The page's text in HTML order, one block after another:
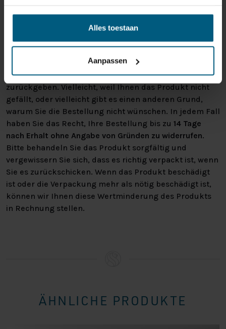
Alles toestaan
Aanpassen
Rückgabebestimmungen und können von
uns nicht zurückgenommen werden.
Manchmal möchten Sie vielleicht eine Bestellung
zurückgeben. Vielleicht, weil Ihnen das Produkt nicht
gefällt, oder vielleicht gibt es einen anderen Grund,
warum Sie die Bestellung nicht wünschen. In jedem Fall
haben Sie das Recht, Ihre Bestellung bis zu 14 Tage
nach Erhalt ohne Angabe von Gründen zu widerrufen.
Bitte behandeln Sie das Produkt sorgfältig und
vergewissern Sie sich, dass es richtig verpackt ist, wenn
Sie es zurückschicken. Wenn das Produkt beschädigt
ist oder die Verpackung mehr als nötig beschädigt ist,
können wir Ihnen diese Wertminderung des Produkts
in Rechnung stellen.
ÄHNLICHE PRODUKTE